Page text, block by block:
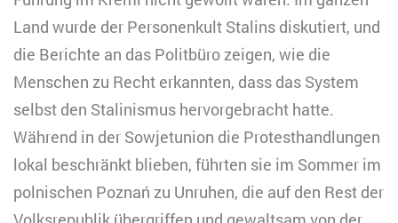
Land wurde der Personenkult Stalins diskutiert, und
die Berichte an das Politbüro zeigen, wie die
Menschen zu Recht erkannten, dass das System
selbst den Stalinismus hervorgebracht hatte.
Während in der Sowjetunion die Protesthandlungen
lokal beschränkt blieben, führten sie im Sommer im
polnischen Poznań zu Unruhen, die auf den Rest der